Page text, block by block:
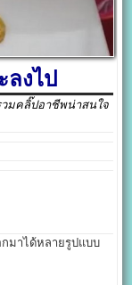
งไป
วมคลิ๊ปอาชีพน่าสนใจ
มาได้หลายรูปแบบ